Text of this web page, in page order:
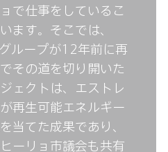
で仕事をしているこ
ます。そこでは、
ループが12年前に再
その道を切り開いた
ェクトは、エストレ
再生可能エネルギー
当てた成果であり、
ーリョ市議会も共有